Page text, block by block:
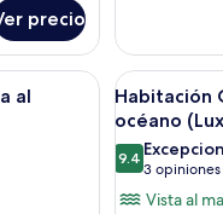
precio
con
acceso
al
salón
lounge
del
club
Club,
cama
King
y
sofá
cama,
caja de seguridad en la
al
Abrir
todas
las
fotos
de
7
Habitación
océano
9.49.4 de 10
3 opiniones
(3
Vista al